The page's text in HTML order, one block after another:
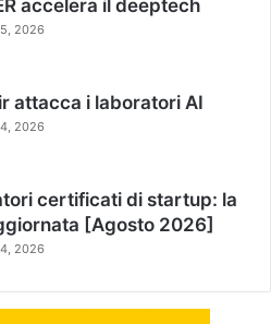
accelera il deeptech
2026
attacca i laboratori AI
2026
certificati di startup: la
[Agosto 2026]
2026